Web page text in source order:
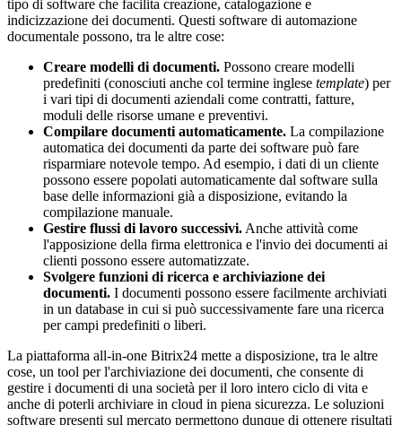
tipo di software che facilita creazione, catalogazione e
indicizzazione dei documenti. Questi software di automazione
documentale possono, tra le altre cose:
Creare modelli di documenti. Possono creare modelli
predefiniti (conosciuti anche col termine inglese template) per
i vari tipi di documenti aziendali come contratti, fatture,
moduli delle risorse umane e preventivi.
Compilare documenti automaticamente. La compilazione
automatica dei documenti da parte dei software può fare
risparmiare notevole tempo. Ad esempio, i dati di un cliente
possono essere popolati automaticamente dal software sulla
base delle informazioni già a disposizione, evitando la
compilazione manuale.
Gestire flussi di lavoro successivi. Anche attività come
l'apposizione della firma elettronica e l'invio dei documenti ai
clienti possono essere automatizzate.
Svolgere funzioni di ricerca e archiviazione dei
documenti. I documenti possono essere facilmente archiviati
in un database in cui si può successivamente fare una ricerca
per campi predefiniti o liberi.
La piattaforma all-in-one Bitrix24 mette a disposizione, tra le altre
cose, un tool per l'archiviazione dei documenti, che consente di
gestire i documenti di una società per il loro intero ciclo di vita e
anche di poterli archiviare in cloud in piena sicurezza. Le soluzioni
software presenti sul mercato permettono dunque di ottenere risultati